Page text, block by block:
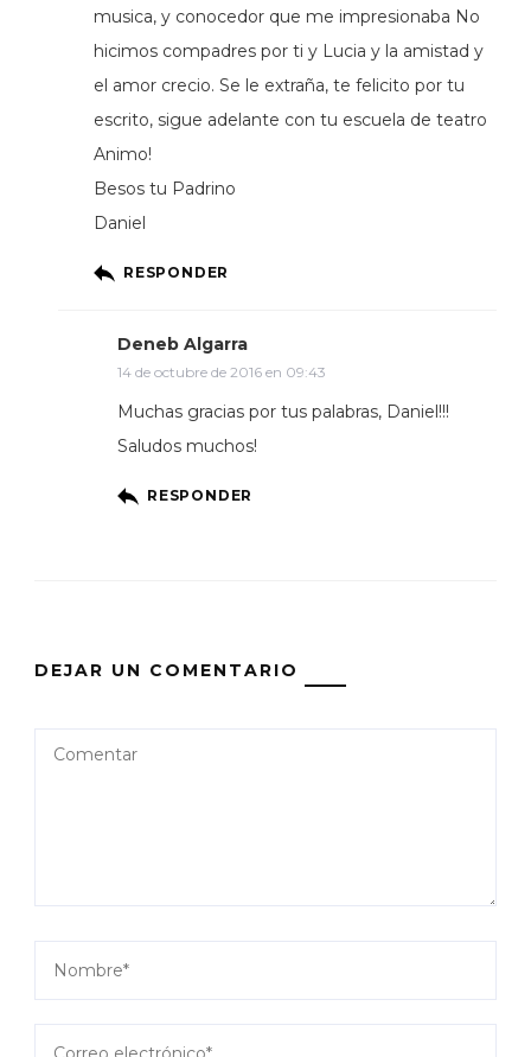
musica, y conocedor que me impresionaba No
hicimos compadres por ti y Lucia y la amistad y
el amor crecio. Se le extraña, te felicito por tu
escrito, sigue adelante con tu escuela de teatro
Animo!
Besos tu Padrino
Daniel
RESPONDER
Deneb Algarra
14 de octubre de 2016 en 09:43
Muchas gracias por tus palabras, Daniel!!!
Saludos muchos!
RESPONDER
DEJAR UN COMENTARIO